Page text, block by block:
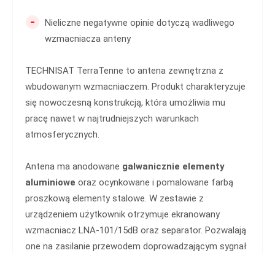
-
Nieliczne negatywne opinie dotyczą wadliwego
wzmacniacza anteny
TECHNISAT TerraTenne to antena zewnętrzna z
wbudowanym wzmacniaczem. Produkt charakteryzuje
się nowoczesną konstrukcją, która umożliwia mu
pracę nawet w najtrudniejszych warunkach
atmosferycznych.
Antena ma anodowane galwanicznie elementy
aluminiowe oraz ocynkowane i pomalowane farbą
proszkową elementy stalowe. W zestawie z
urządzeniem użytkownik otrzymuje ekranowany
wzmacniacz LNA-101/15dB oraz separator. Pozwalają
one na zasilanie przewodem doprowadzającym sygnał